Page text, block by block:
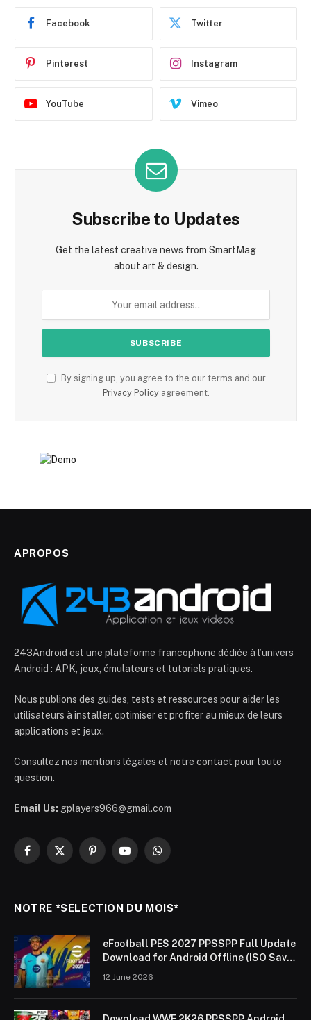
Facebook Twitter
Pinterest Instagram
YouTube Vimeo
Subscribe to Updates
Get the latest creative news from SmartMag
about art & design.
By signing up, you agree to the our terms and our
Privacy Policyagreement.
APROPOS
243Android est une plateforme francophone dédiée à l’univers
Android : APK, jeux, émulateurs et tutoriels pratiques.
Nous publions des guides, tests et ressources pour aider les
utilisateurs à installer, optimiser et profiter au mieux de leurs
applications et jeux.
Consultez nos mentions légales et notre contact pour toute
question.
Email Us: gplayers966@gmail.com
Facebook
X
PinterestYouTubeWhatsApp
NOTRE *SELECTION DU MOIS*
eFootball PES 2027 PPSSPP Full Update
Download for Android Offline (ISO Save
12 June 2026